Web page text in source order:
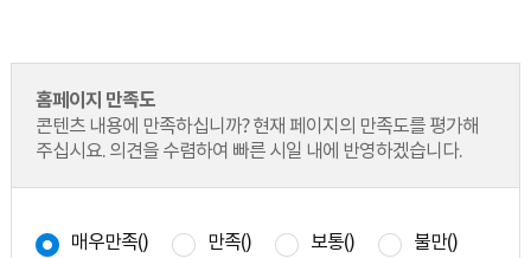
홈페이지 만족도
콘텐츠 내용에 만족하십니까? 현재 페이지의 만족도를 평가해
주십시요. 의견을 수렴하여 빠른 시일 내에 반영하겠습니다.
매우만족() 만족() 보통() 불만()